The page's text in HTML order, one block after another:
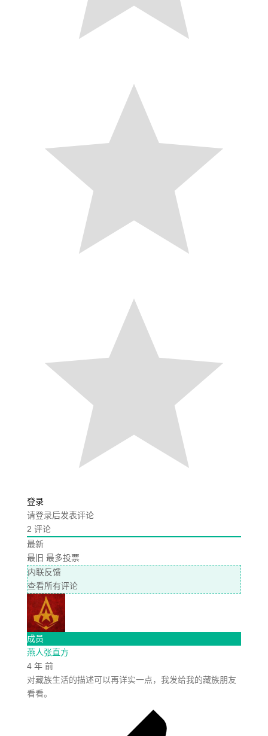
登录
请登录后发表评论
2 评论
最新
最旧 最多投票
内联反馈
查看所有评论
成员
燕人张直方
4 年 前
对藏族生活的描述可以再详实一点，我发给我的藏族朋友
看看。